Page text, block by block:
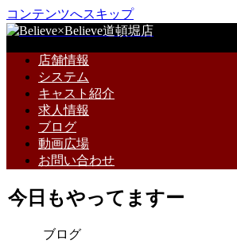
コンテンツへスキップ
店舗情報
システム
キャスト紹介
求人情報
ブログ
動画広場
お問い合わせ
今日もやってますー
ブログ